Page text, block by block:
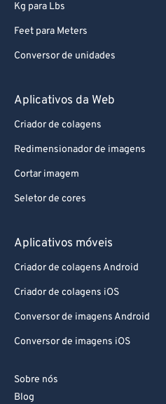
Kg para Lbs
Feet para Meters
Conversor de unidades
Aplicativos da Web
Criador de colagens
Redimensionador de imagens
Cortar imagem
Seletor de cores
Aplicativos móveis
Criador de colagens Android
Criador de colagens iOS
Conversor de imagens Android
Conversor de imagens iOS
Sobre nós
Blog